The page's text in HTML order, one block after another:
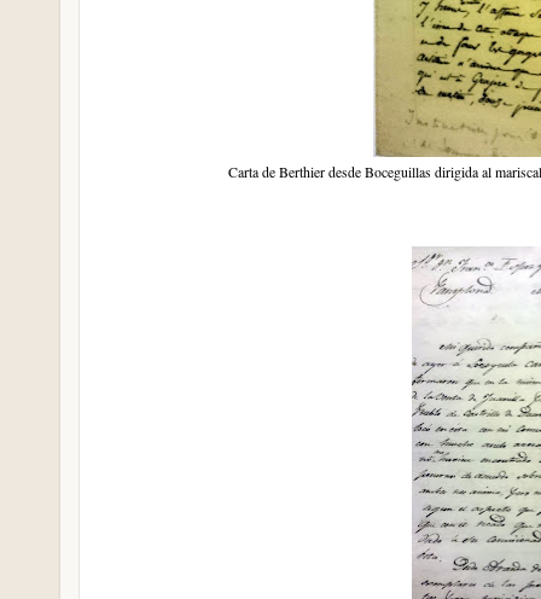
Carta de Berthier desde Boceguillas dirigida al